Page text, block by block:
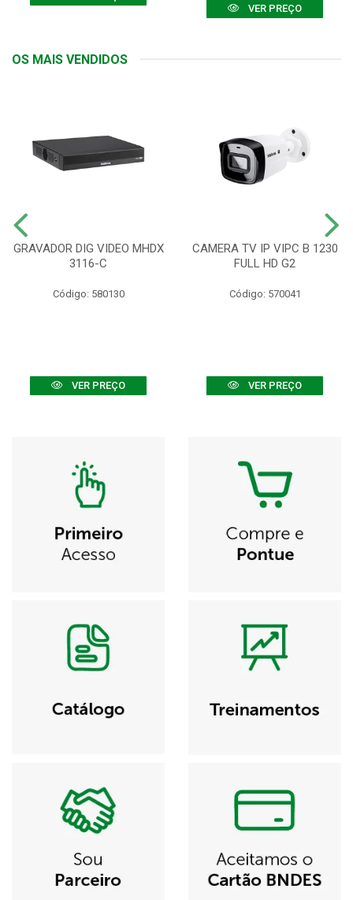
VER PREÇO
OS MAIS VENDIDOS
GRAVADOR DIG VIDEO MHDX
3116-C
Código: 580130
VER PREÇO
CAMERA TV IP VIPC B 1230
FULL HD G2
Código: 570041
VER PREÇO